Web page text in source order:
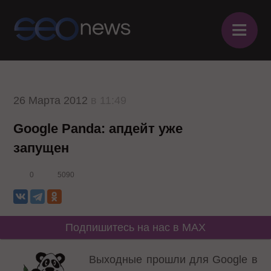
≡
26 Марта 2012
Google Panda: апдейт уже
запущен
0 5090
Подпишитесь на нас в MAX
Выходные прошли для Google в